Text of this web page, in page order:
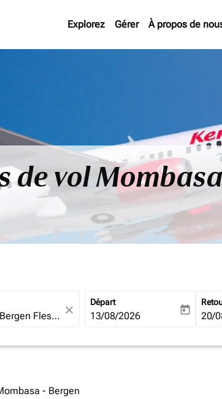
Explorez Gérer À propos de
vol
close
Départ
fc-booking-departure-date-
13/08/2026 today fc-
20/
- Bergen